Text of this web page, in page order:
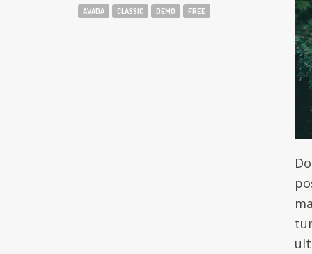
Tags:
AVADA CLASSIC DEMO FREE